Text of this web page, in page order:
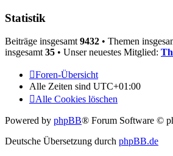
Statistik
Beiträge insgesamt 9432 • Themen
insgesamt 35 • Unser neuestes Mitglied:
Foren-Übersicht
Alle Zeiten sind UTC+01:00
Alle Cookies löschen
Powered by phpBB® Forum Software ©
Deutsche Übersetzung durch phpBB.de